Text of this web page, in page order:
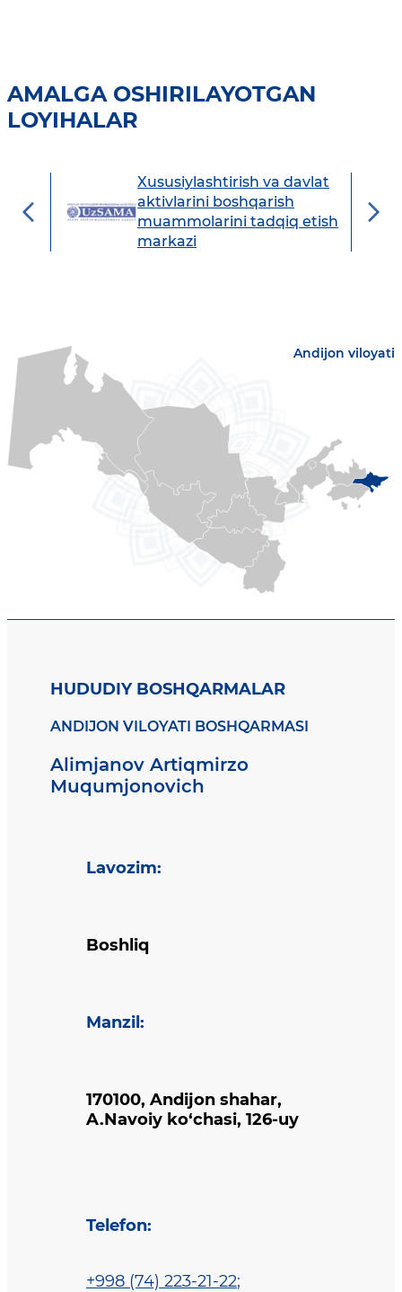
AMALGA OSHIRILAYOTGAN
LOYIHALAR
Xususiylashtirish va davlat
aktivlarini boshqarish
muammolarini tadqiq etish
markazi
Andijon viloyati
HUDUDIY BOSHQARMALAR
ANDIJON VILOYATI BOSHQARMASI
Alimjanov Artiqmirzo
Muqumjonovich
Lavozim:
Boshliq
Manzil :
170100, Andijon shahar,
A.Navoiy ko‘chasi, 126-uy
Telefon:
+998 (74) 223-21-22;